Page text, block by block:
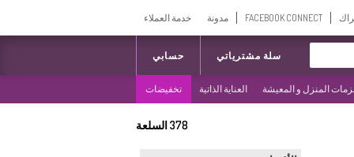
FACEBOOK CONNECT مدونة خدمة العملاء
حسابي سلة مشترياتي
المنزل و المعيشة العناية الذاتية تخفيضات
378السلعة